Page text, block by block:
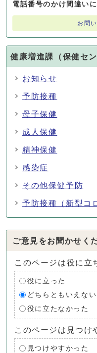
電話番号のかけ間違い
お問
健康増進課（保健セ
お知らせ
予防接種
母子保健
成人保健
精神保健
感染症
その他保健予防
予防接種（新型コ
ご意見をお聞かせく
このページは役に立
役に立った
どちらともいえない
役に立たなかった
このページは見つけ
見つけやすかった